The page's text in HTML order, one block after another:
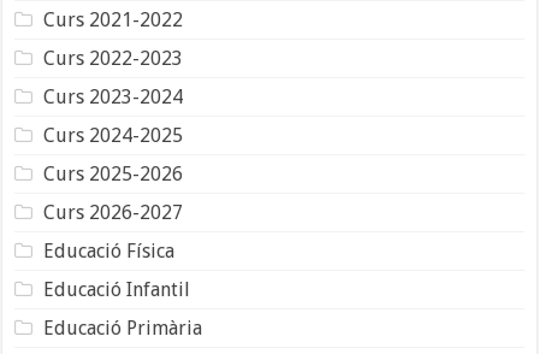
Curs 2021-2022
Curs 2022-2023
Curs 2023-2024
Curs 2024-2025
Curs 2025-2026
Curs 2026-2027
Educació Física
Educació Infantil
Educació Primària